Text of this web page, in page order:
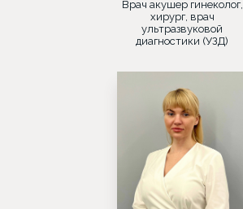
Врач акушер гинеколог,
хирург, врач
ультразвуковой
диагностики (УЗД)